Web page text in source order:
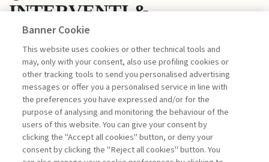
INTERVENTI &
INTERVISTE
LEADERSHIP PUBBLICA E
CULTURA DELLA ...
di Franco Gabrielli, Elisabetta Trinchero
La consultazione dei libri è riservata esclusivamente
Banner Cookie
This website uses cookies or other technical tools and
may, only with your consent, also use profiling cookies or
other tracking tools to send you personalised advertising
messages or offer you a personalised service in line with
the preferences you have expressed and/or for the
purpose of analysing and monitoring the behaviour of the
users of this website. You can give your consent by
clicking the "Accept all cookies" button, or deny your
consent by clicking the "Reject all cookies" button. You